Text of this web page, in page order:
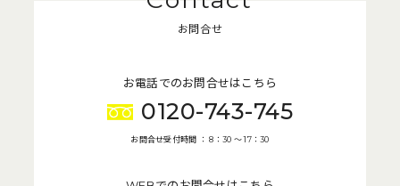
お問合せ
お電話でのお問合せはこちら
0120-743-745
お問合せ受付時間 ： 8：30 〜 17：30